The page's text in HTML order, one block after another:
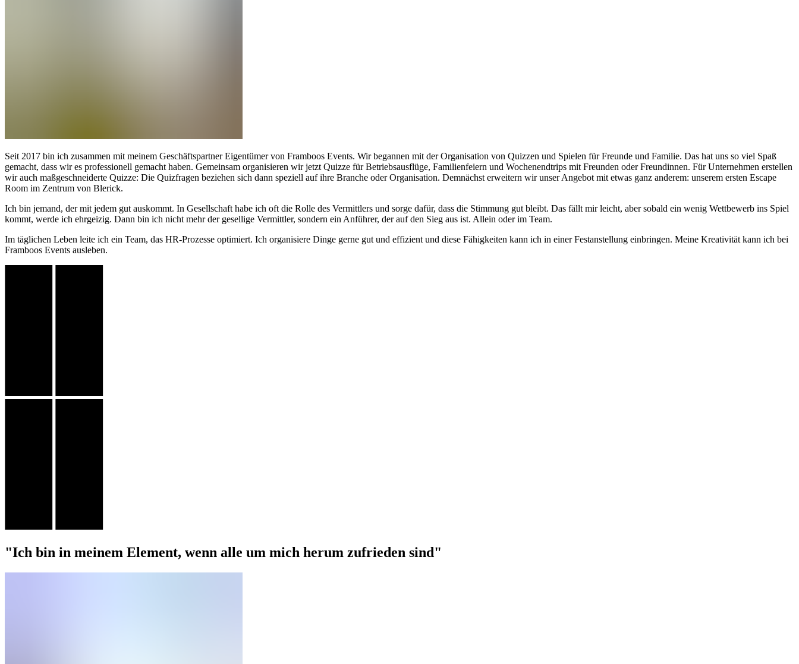
Seit 2017 bin ich zusammen mit meinem Geschäftspartner Eigentümer von Framboos Events. Wir begannen mit der Organisation von Quizzen und Spielen für Freunde und Familie. Das hat uns so viel Spaß
gemacht, dass wir es professionell gemacht haben. Gemeinsam organisieren wir jetzt Quizze für Betriebsausflüge, Familienfeiern und Wochenendtrips mit Freunden oder Freundinnen. Für Unternehmen erstellen
wir auch maßgeschneiderte Quizze: Die Quizfragen beziehen sich dann speziell auf ihre Branche oder Organisation. Demnächst erweitern wir unser Angebot mit etwas ganz anderem: unserem ersten Escape
Room im Zentrum von Blerick.
Ich bin jemand, der mit jedem gut auskommt. In Gesellschaft habe ich oft die Rolle des Vermittlers und sorge dafür, dass die Stimmung gut bleibt. Das fällt mir leicht, aber sobald ein wenig Wettbewerb ins Spiel
kommt, werde ich ehrgeizig. Dann bin ich nicht mehr der gesellige Vermittler, sondern ein Anführer, der auf den Sieg aus ist. Allein oder im Team.
Im täglichen Leben leite ich ein Team, das HR-Prozesse optimiert. Ich organisiere Dinge gerne gut und effizient und diese Fähigkeiten kann ich in einer Festanstellung einbringen. Meine Kreativität kann ich bei
Framboos Events ausleben.
"Ich bin in meinem Element, wenn alle um mich herum zufrieden sind"